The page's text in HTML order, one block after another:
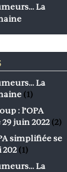
La
La
(1)
: l’OPA
juin 2022 (2)
simplifiée se
(1)
La